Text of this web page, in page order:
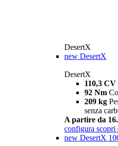
DesertX
new DesertX
DesertX
110,3 CV
92 Nm
209 kg
senza
A partire da
configura scopri
new DesertX